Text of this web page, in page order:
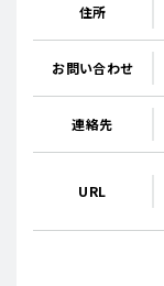
住所
お問い合わせ
連絡先
URL